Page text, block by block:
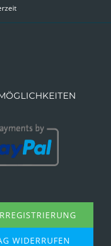
WIDERRUFEN